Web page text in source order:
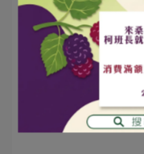
身分證字號驗證(
請分別填寫報名表
報名網址